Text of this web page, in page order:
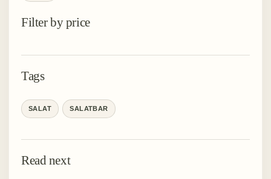
Filter by price
Tags
SALAT SALATBAR
Read next